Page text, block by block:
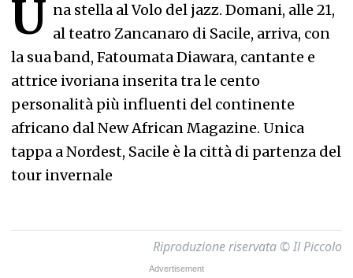
U na stella al Volo del jazz. Domani, alle 21,
al teatro Zancanaro di Sacile, arriva, con
la sua band, Fatoumata Diawara, cantante e
attrice ivoriana inserita tra le cento
personalità più influenti del continente
africano dal New African Magazine. Unica
tappa a Nordest, Sacile è la città di partenza del
tour invernale
Riproduzione riservata © Il Piccolo